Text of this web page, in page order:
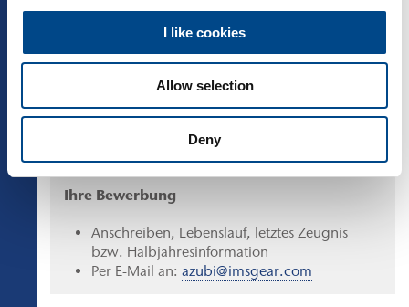
I like cookies
Allow selection
Deny
Theorie: Hans-Thoma-Schule in Titisee-
Monatliche Vergütung: 1.267,00 bis
1.337,50 Euro
Industriemechaniker (m/w/d) oder
Verfahrensmechaniker (m/w/d)
(Stufenausbildung)
Ihre Bewerbung
Anschreiben, Lebenslauf, letztes Zeugnis
bzw. Halbjahresinformation
Per E-Mail an: azubi@imsgear.com